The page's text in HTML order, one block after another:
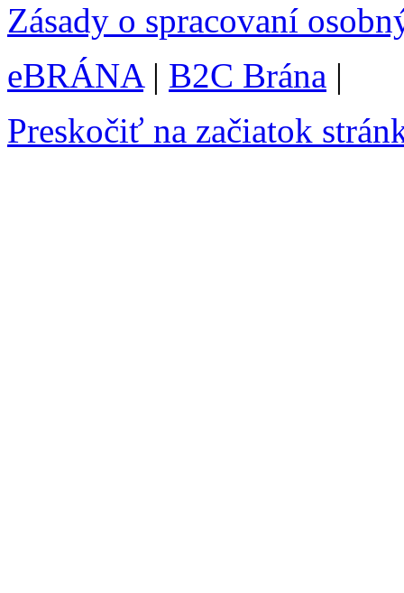
Zásady o spracovaní
eBRÁNA| B2C Brána |
Preskočiť na začiatok